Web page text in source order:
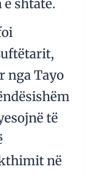
shtatë.
nga Tayo
të
në